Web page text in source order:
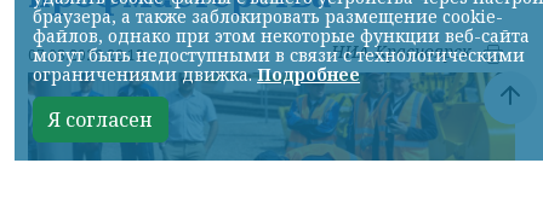
07.08.2026 22:13 НИА-Красноярск
браузера, а также заблокировать размещение cookie-
файлов, однако при этом некоторые функции веб-сайта
могут быть недоступными в связи с технологическими
ограничениями движка.Подробнее
Я согласен